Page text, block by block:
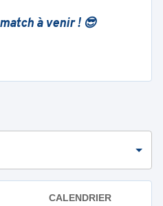
à venir ! 😎
CALENDRIER